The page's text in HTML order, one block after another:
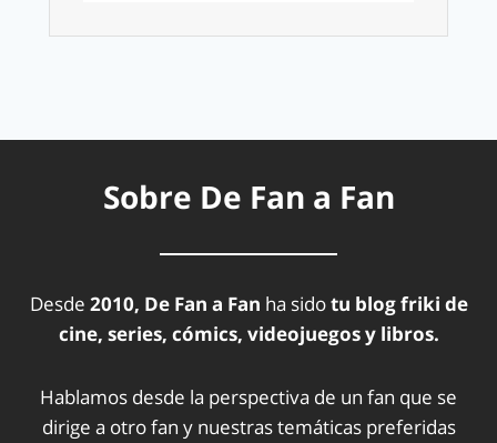
Sobre De Fan a Fan
Desde 2010, De Fan a Fan ha sidotu blog friki de
cine, series, cómics, videojuegos y libros.
Hablamos desde la perspectiva de un fan que se
dirige a otro fan y nuestras temáticas preferidas